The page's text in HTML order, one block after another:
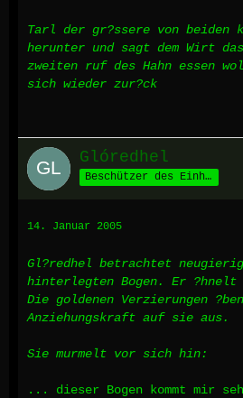
Tarl der gr?ssere von beiden
herunter und sagt dem Wirt
zweiten ruf des Hahn essen
sich wieder zur?ck
Glóredhel
Beschützer des Einhorns
14. Januar 2005
Gl?redhel betrachtet
hinterlegten Bogen. Er ?hnelt
Die goldenen Verzierungen
Anziehungskraft auf sie aus.
Sie murmelt vor sich hin:
... dieser Bogen kommt mir